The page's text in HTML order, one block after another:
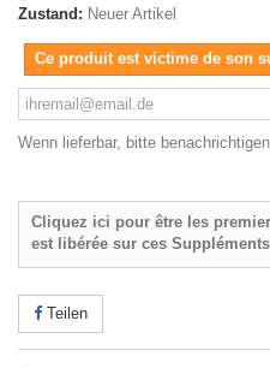
Zustand: Neuer Artikel
Ce produit est victime de son
Wenn lieferbar, bitte benachrichtigen
Cliquez ici pour être les
est libérée sur ces
Teilen